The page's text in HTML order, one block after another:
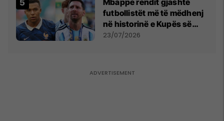
futbollistët më të mëdhenj
në historinë e Kupës së
Botës, Messi mbetet i dyti
23/07/2026